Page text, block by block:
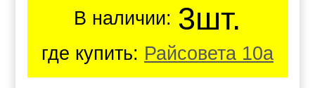
В наличии: 3шт.
где купить: Райсовета 10а